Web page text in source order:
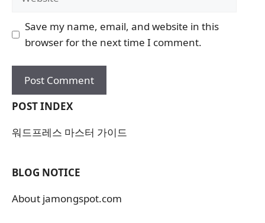
Save my name, email, and website in this
browser for the next time I comment.
POST INDEX
워드프레스 마스터 가이드
BLOG NOTICE
About jamongspot.com